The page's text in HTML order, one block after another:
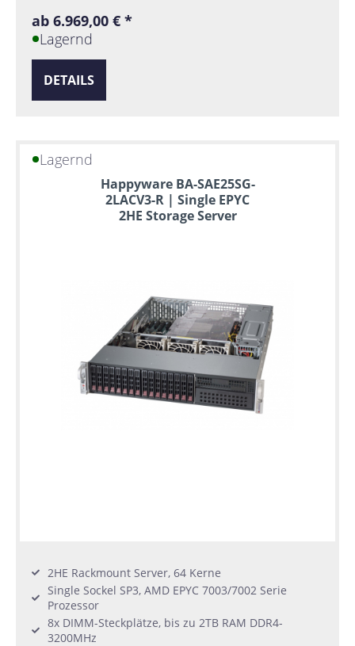
ab 6.969,00 € *
Lagernd
DETAILS
Lagernd
Happyware BA-SAE25SG-
2LACV3-R | Single EPYC
2HE Storage Server
2HE Rackmount Server, 64 Kerne
Single Sockel SP3, AMD EPYC 7003/7002 Serie
Prozessor
8x DIMM-Steckplätze, bis zu 2TB RAM DDR4-
3200MHz